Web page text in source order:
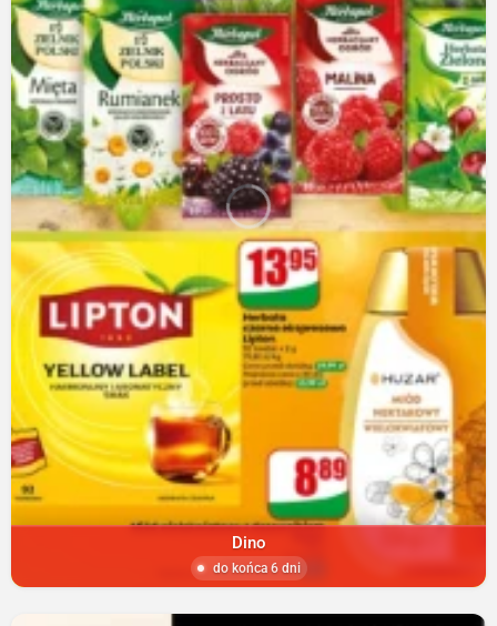
Dino
do końca 6 dni